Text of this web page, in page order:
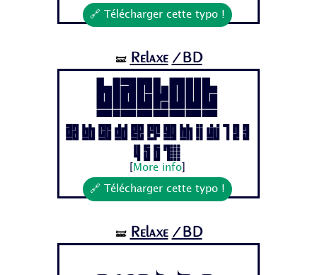
🔗 Télécharger cette typo !
🝛 Relaxe /BD
BLACKOUT
Aa Bb Cc Dd Ee Ff Gg Hh Ii Jj 1 2 3
4 5 6 7...
More info]
🔗 Télécharger cette typo !
🝛 Relaxe /BD